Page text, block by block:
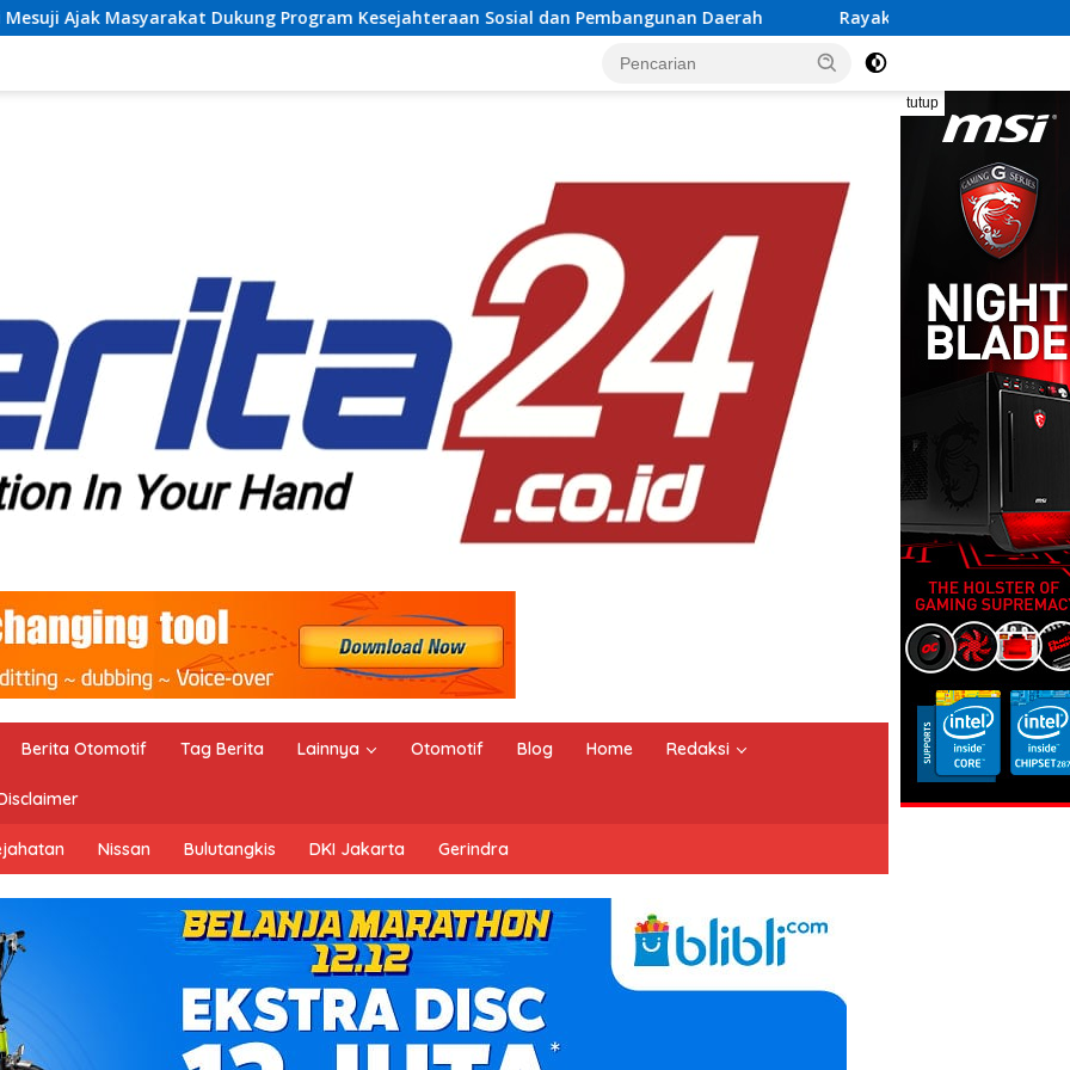
Program Kesejahteraan Sosial dan Pembangunan Daerah Rayakan Semangat Kemerdekaan Bersama Promo
tutup
Berita Otomotif Tag Berita Lainnya Otomotif Blog Home Redaksi
Nissan Bulutangkis DKI Jakarta Gerindra